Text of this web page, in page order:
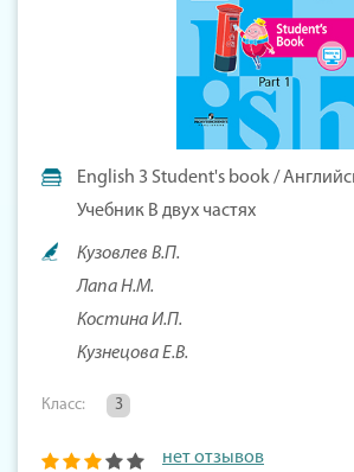
English 3 Student's book /
Учебник В двух частях
Кузовлев В.П.
Лапа Н.М.
Костина И.П.
Кузнецова Е.В.
Класс: 3
нет отзывов